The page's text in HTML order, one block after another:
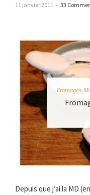
11 janvier 2011 – 33
Fromages,
Depuis que j’ai la MD